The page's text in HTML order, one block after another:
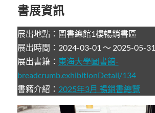
書展資訊
展出地點：圖書總館1樓暢銷書區
展出時間：2024-03-01 ～ 2025-05-31
展出書籍： 東海大學圖書館-
breadcrumb.exhibitionDetail/134
書籍介紹： 2025年3月 暢銷書總覽